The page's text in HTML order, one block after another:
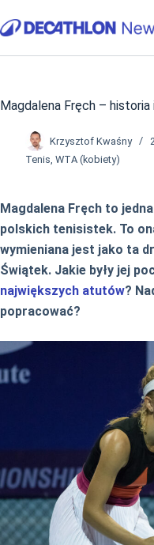
do
Magdalena Fręch –
Krzysztof Kwaśny
Tenis, WTA (kobiety)
Magdalena Fręch to
polskich tenisistek. To
wymieniana jest jako ta
Świątek. Jakie były jej
największych atutów?
popracować?